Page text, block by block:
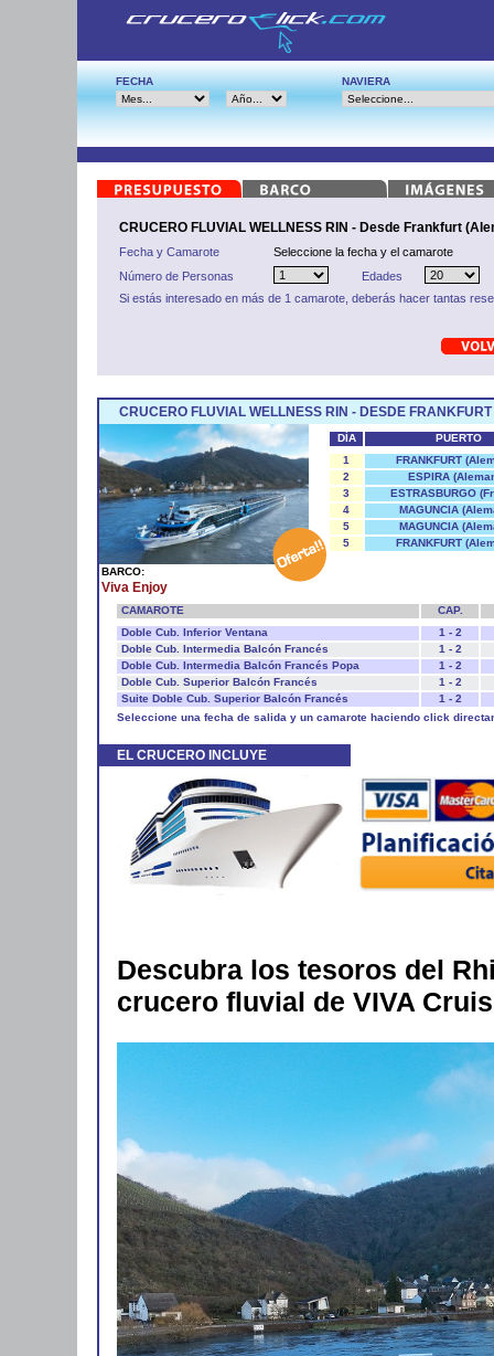
FECHA NAVIERA
CRUCERO FLUVIAL WELLNESS RIN - Desde Frankfurt
Fecha y Camarote
Seleccione la fecha y el camarote
Número de Personas
Edades
Si estás interesado en más de 1 camarote, deberás hacer tantas
CRUCERO FLUVIAL WELLNESS RIN - DESDE
BARCO:
Viva Enjoy
DÍA
PUERTO
1
FRANKFURT
2
ESPIRA
3
ESTRASBURGO
4
MAGUNCIA
5
MAGUNCIA
5
FRANKFURT
CAMAROTE
CAP.
Doble Cub. Inferior Ventana
1 - 2
Doble Cub. Intermedia Balcón Francés
1 - 2
Doble Cub. Intermedia Balcón Francés Popa
1 - 2
Doble Cub. Superior Balcón Francés
1 - 2
Suite Doble Cub. Superior Balcón Francés
1 - 2
Seleccione una fecha de salida y un camarote haciendo click
EL CRUCERO INCLUYE
Descubra los tesoros del
crucero fluvial de VIVA